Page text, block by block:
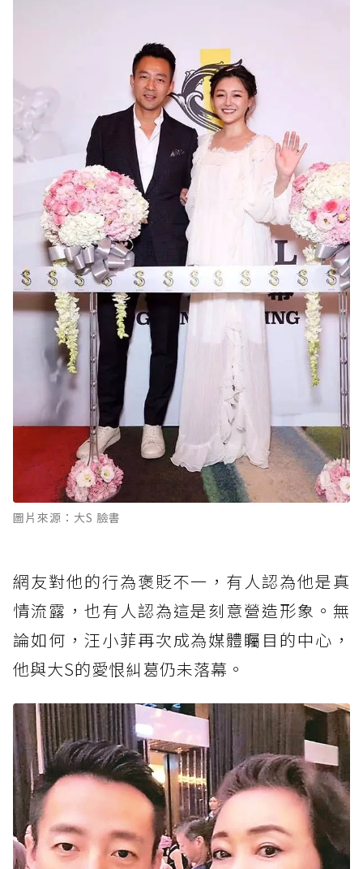
圖片來源：大S 臉書
網友對他的行為褒貶不一，有人認為他是真
情流露，也有人認為這是刻意營造形象。無
論如何，汪小菲再次成為媒體矚目的中心，
他與大S的愛恨糾葛仍未落幕。